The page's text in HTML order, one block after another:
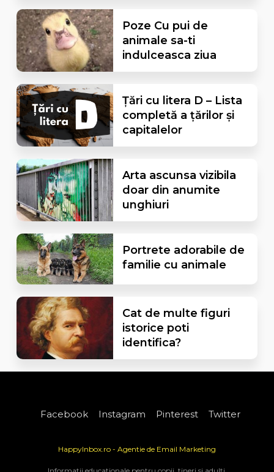
Poze Cu pui de
animale sa-ti
indulceasca ziua
Țări cu litera D – Lista
completă a țărilor și
capitalelor
Arta ascunsa vizibila
doar din anumite
unghiuri
Portrete adorabile de
familie cu animale
Cat de multe figuri
istorice poti
identifica?
Facebook Instagram Pinterest Twitter
HappyInbox.ro - Agentie de Email Marketing